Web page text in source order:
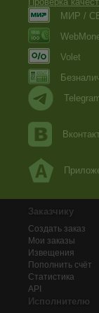
МИР /
Volet
Заказчику
Создать заказ
Мои заказы
Извещения
Пополнить счёт
Статистика
API
Исполнителю